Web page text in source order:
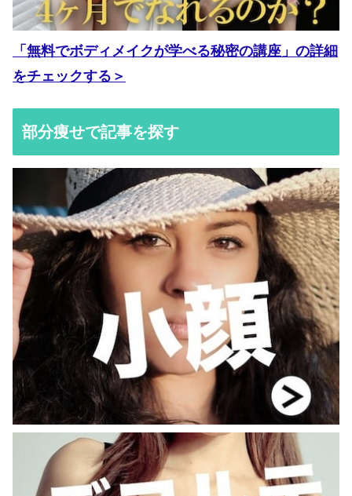
「無料でボディメイクが学べる秘密の講座」の詳細
をチェックする＞
部分痩せで記事を探す